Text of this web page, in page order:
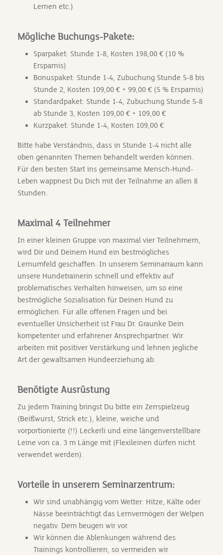
Lernen etc.)
Mögliche Buchungs-Pakete:
Sparpaket: Stunde 1-8, Kosten 198,00 € (10 %
Ersparnis)
Bonuspaket: Stunde 1-4, Zubuchung Stunde 5-8 bis
Stunde 2, Kosten 109,00 € + 99,00 € (5 % Ersparnis)
Standardpaket: Stunde 1-4, Zubuchung Stunde 5-8
ab Stunde 3, Kosten 109,00 € + 109,00 €
Kurzpaket: Stunde 1-4, Kosten 109,00 €
Bitte habe Verständnis, dass in Stunde 1-4 nicht alle
oben genannten Themen behandelt werden können.
Für den besten Start ins gemeinsame Mensch-Hund-
Leben wappnest Du Dich mit der Teilnahme an allen 8
Stunden.
Maximal 4 Teilnehmer
In einer kleinen Gruppe von maximal vier Teilnehmern,
wird Dir und Deinem Hund ein bestmögliches
Lernumfeld geschaffen. In unserem Seminarraum kann
unsere Hundetrainerin schnell und effektiv auf
problematisches Verhalten hinweisen, um so eine
bestmögliche Sozialisation für Deinen Hund zu
ermöglichen. Für alle offenen Fragen und bei
eventueller Unsicherheit ist Frau Dr. Graunke Dein
kompetenter und erfahrener Ansprechpartner. Wir
arbeiten mit positiver Verstärkung und lehnen jegliche
Art der gewaltsamen Hundeerziehung ab.
Benötigte Ausrüstung
Zu jedem Training bringst Du bitte ein Zerrspielzeug
(Beißwurst, Strick etc.), kleine, weiche und
vorportionierte (!!) Leckerli und eine längenverstellbare
Leine von ca. 3 m Länge mit (Flexileinen dürfen nicht
verwendet werden).
Vorteile in unserem Seminarzentrum:
Wir sind unabhängig vom Wetter: Hitze, Kälte oder
Nässe beeinträchtigt das Lernvermögen der Welpen
negativ. Dem beugen wir vor.
Wir können die Ablenkungen während des
Trainings kontrollieren, so vermeiden wir